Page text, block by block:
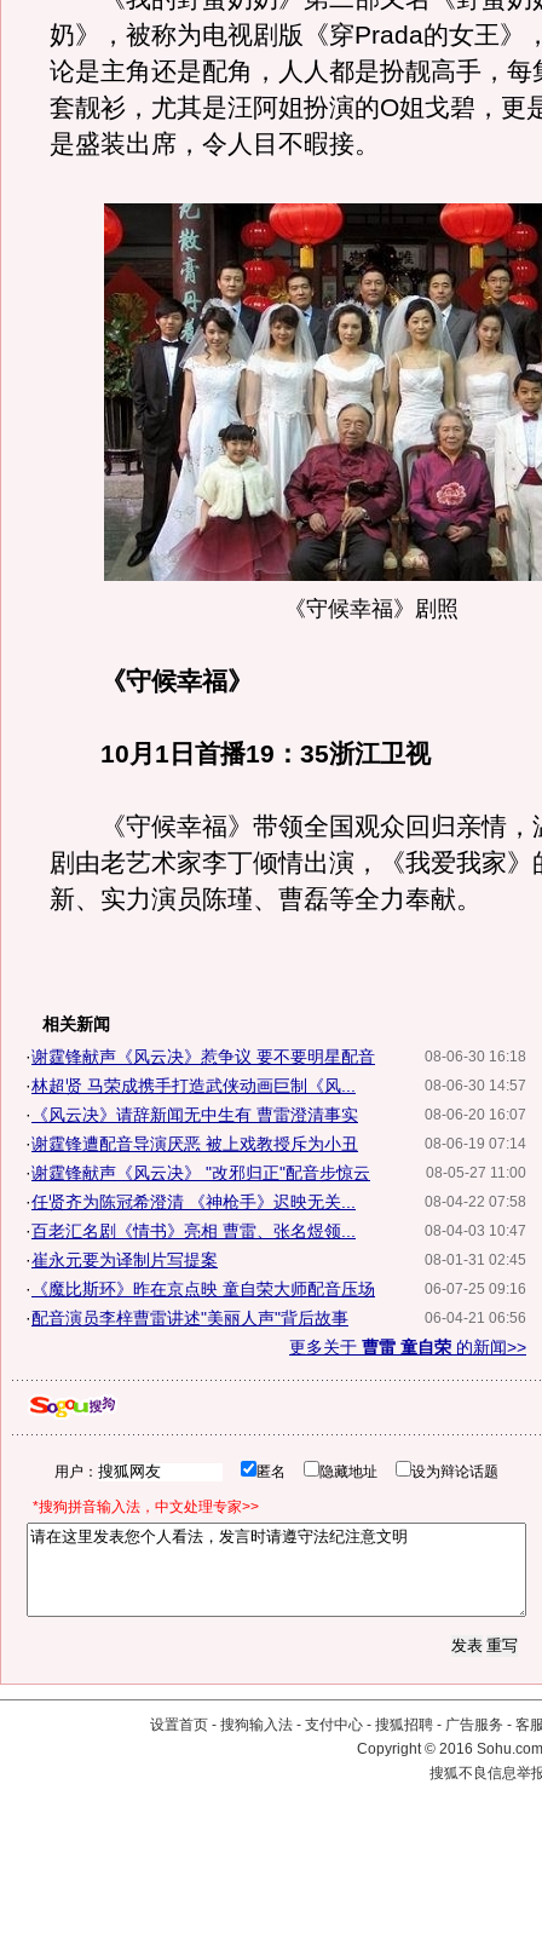
奶》，被称为电视剧版《穿Prada的女王》
论是主角还是配角，人人都是扮靓高手，每
套靓衫，尤其是汪阿姐扮演的O姐戈碧，更
是盛装出席，令人目不暇接。
《守候幸福》剧照
《守候幸福》
10月1日首播19：35浙江卫视
《守候幸福》带领全国观众回归亲情，
剧由老艺术家李丁倾情出演，《我爱我家》
新、实力演员陈瑾、曹磊等全力奉献。
相关新闻
08-06-30 16:18
·谢霆锋献声《风云决》惹争议 要不要明星配音
08-06-30 14:57
·林超贤 马荣成携手打造武侠动画巨制《风...
08-06-20 16:07
· 《风云决》请辞新闻无中生有 曹雷澄清事实
08-06-19 07:14
·谢霆锋遭配音导演厌恶 被上戏教授斥为小丑
08-05-27 11:00
·谢霆锋献声《风云决》 "改邪归正"配音步惊云
08-04-22 07:58
·任贤齐为陈冠希澄清 《神枪手》迟映无关...
08-04-03 10:47
·百老汇名剧《情书》亮相 曹雷、张名煜领...
08-01-31 02:45
·崔永元要为译制片写提案
06-07-25 09:16
· 《魔比斯环》昨在京点映 童自荣大师配音压场
06-04-21 06:56
·配音演员李梓曹雷讲述"美丽人声"背后故事
更多关于 曹雷 童自荣 的新闻>>
用户： 匿名 隐藏地址 设为辩论话题
*搜狗拼音输入法，中文处理专家>>
设置首页 - 搜狗输入法 - 支付中心 - 搜狐招聘 - 广告服务 - 客
Copyright©2016
搜狐不良信息举